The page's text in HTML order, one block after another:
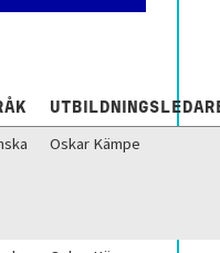
Oskar Kämpe